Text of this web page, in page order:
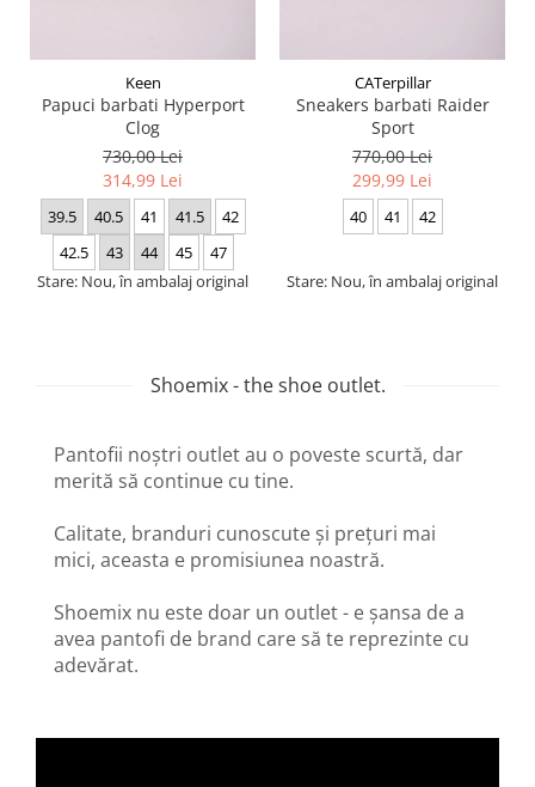
Keen
Papuci barbati Hyperport
Clog
730,00 Lei
314,99 Lei
39.5 40.5 41 41.5
42
42.5
43 44 45
47
Stare: Nou, în ambalaj original
CATerpillar
Sneakers barbati Raider
Sport
770,00 Lei
299,99 Lei
40 41 42
Stare: Nou, în ambalaj original
Shoemix - the shoe outlet.
Pantofii noștri outlet au o poveste scurtă, dar
merită să continue cu tine.
Calitate, branduri cunoscute și prețuri mai
mici, aceasta e promisiunea noastră.
Shoemix nu este doar un outlet - e șansa de a
avea pantofi de brand care să te reprezinte cu
adevărat.